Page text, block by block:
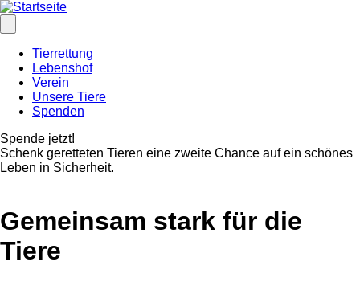
Direkt
zum
Inhalt
Hauptnavigation
Tierrettung
Lebenshof
Verein
Unsere Tiere
Spenden
Spende jetzt!
Schenk geretteten Tieren eine zweite Chance auf ein schönes
Leben in Sicherheit.
Gemeinsam stark für die
Tiere